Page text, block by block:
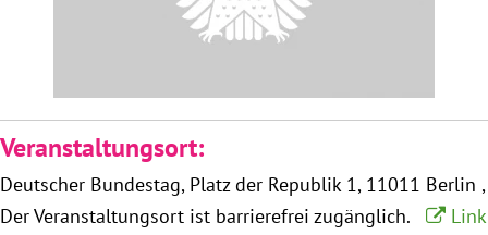
Obfrau im Ausschuss für Menschenrechte und
Ämter, Funktionen und Einkünfte
Veranstaltungsort:
Deutscher Bundestag Platz der Republik 1 11011 Berlin
Der Veranstaltungsort ist barrierefrei zugänglich.
Link